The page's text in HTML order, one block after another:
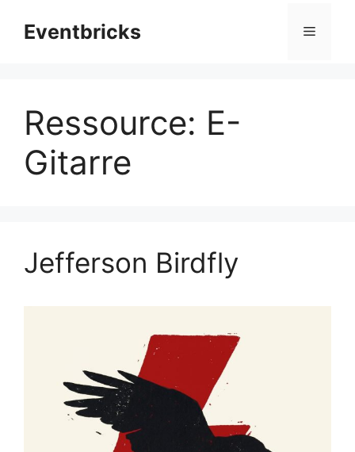
InhaltEventbricks Menü
Ressource: E-
Gitarre
Jefferson Birdfly